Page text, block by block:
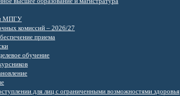
МПГУ
комиссий – 2026/27
приема
обучение
для лиц с ограниченными возможностями здоровья